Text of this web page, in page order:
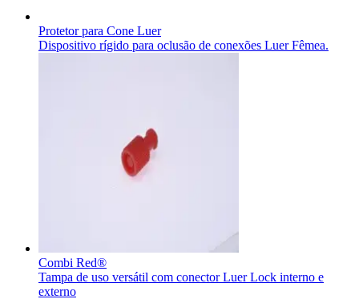
Aesculap Academy Brasil e inscreva-se!
Protetor para Cone Luer
Dispositivo rígido para oclusão de conexões Luer Fêmea.
Combi Red®
Tampa de uso versátil com conector Luer Lock interno e
externo